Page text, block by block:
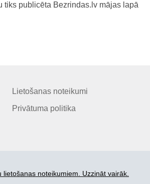
tiks publicēta Bezrindas.lv mājas lapā
Lietošanas noteikumi
Privātuma politika
© 2006-2026 SIA "BEZRINDAS.LV".
lietošanas noteikumiem. Uzzināt vairāk.